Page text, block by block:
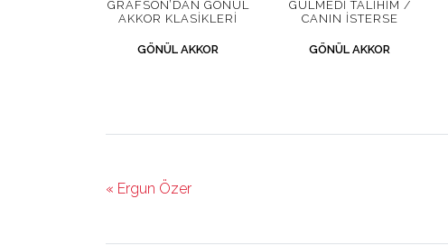
GRAFSON’DAN GÖNÜL
AKKOR KLASIKLERI
GÖNÜL AKKOR
GÜLMEDI TALIHIM /
CANIN İSTERSE
GÖNÜL AKKOR
« Ergun Özer